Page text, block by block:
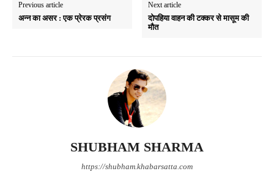
Previous article
अन्न का असर : एक प्रेरक प्रसंग
Next article
दोपहिया वाहन की टक्कर से मासूम की
मौत
SHUBHAM SHARMA
https://shubham.khabarsatta.com